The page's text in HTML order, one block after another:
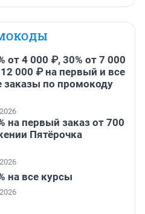
от 4 000 ₽, 30% от 7 000
000 ₽ на первый и все
заказы по промокоду
на первый заказ от 700
Пятёрочка
на все курсы